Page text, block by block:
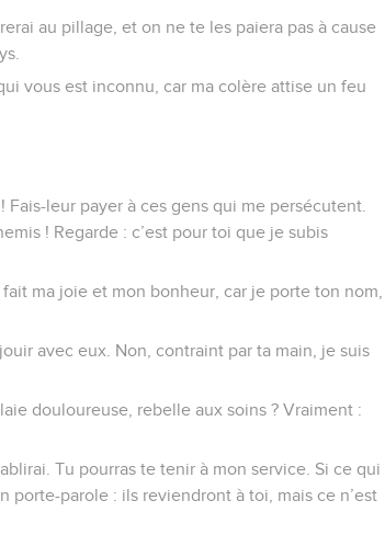
au pillage, et on ne te les paiera pas à cause
vous est inconnu, car ma colère attise un feu
leur payer à ces gens qui me persécutent.
! Regarde : c’est pour toi que je subis
ma joie et mon bonheur, car je porte ton nom,
avec eux. Non, contraint par ta main, je suis
douloureuse, rebelle aux soins ? Vraiment :
Tu pourras te tenir à mon service. Si ce qui
porte-parole : ils reviendront à toi, mais ce n’est